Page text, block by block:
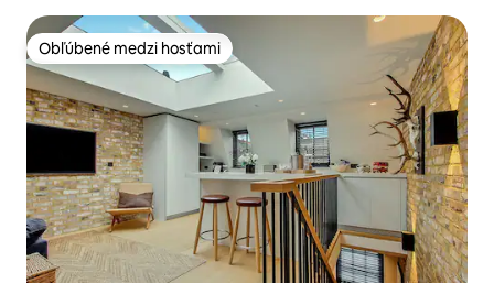
Obľúbené medzi hosťami
Obľúbené medzi hosťami